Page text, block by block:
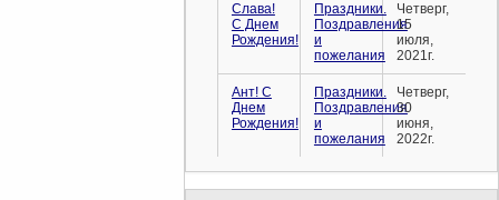
Слава!
С Днем
Рождения!
Праздники.
Поздравления
и
пожелания
Четверг,
15
июля,
2021г.
Ант! С
Днем
Рождения!
Праздники.
Поздравления
и
пожелания
Четверг,
30
июня,
2022г.